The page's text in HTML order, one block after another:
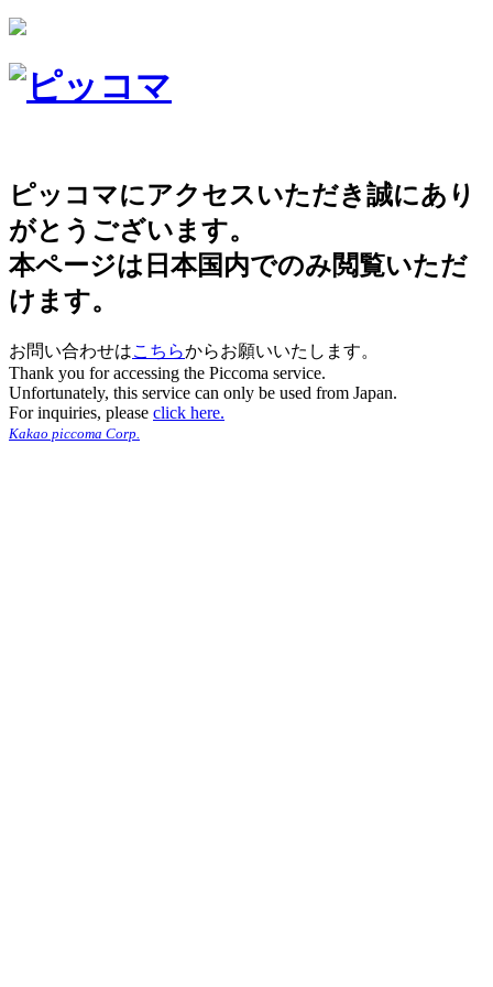
ピッコマにアクセスいただき誠にあり
がとうございます。
本ページは日本国内でのみ閲覧いただ
けます。
お問い合わせはこちらからお願いいたします。
Thank you for accessing the Piccoma service.
Unfortunately, this service can only be used from Japan.
For inquiries, please click here.
Kakao piccoma Corp.